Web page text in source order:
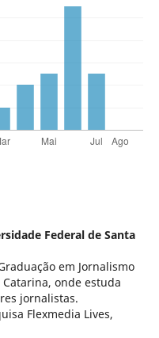
Federal de Santa
em Jornalismo
onde estuda
jornalistas.
Flexmedia Lives,